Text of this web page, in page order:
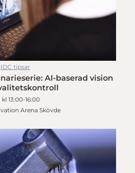
IDC tipsar
AI-baserad vision
13:00-16:00
Arena Skövde